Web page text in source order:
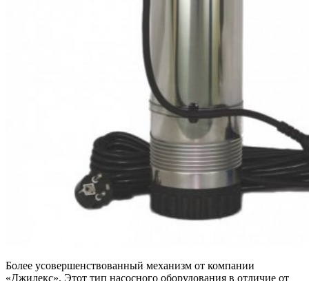
Более усовершенствованный механизм от компании
«Джилекс». Этот тип насосного оборудования в отличие от